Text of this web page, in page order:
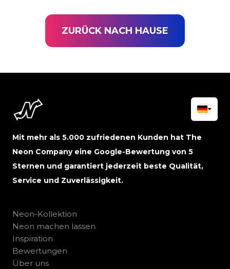
ZURÜCK NACH HAUSE
Mit mehr als 5.000 zufriedenen Kunden hat The
Neon Company eine Google-Bewertung von 5
Sternen und garantiert jederzeit beste Qualität,
Service und Zuverlässigkeit.
Neon-Kollektion
Neon machen lassen
Inspiration
Bewertungen
Über uns